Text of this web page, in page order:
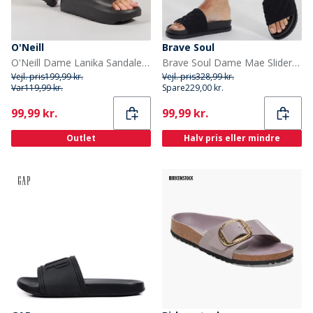
O'Neill
O'Neill Dame Lanika Sandaler Sort
Vejl. pris199,99 kr.
Var119,99 kr.
Current
99,99 kr.
Outlet
Brave Soul
Brave Soul Dame Mae Slider Sort
Vejl. pris328,99 kr.
Spare229,00 kr.
Current
99,99 kr.
Halv pris eller mindre